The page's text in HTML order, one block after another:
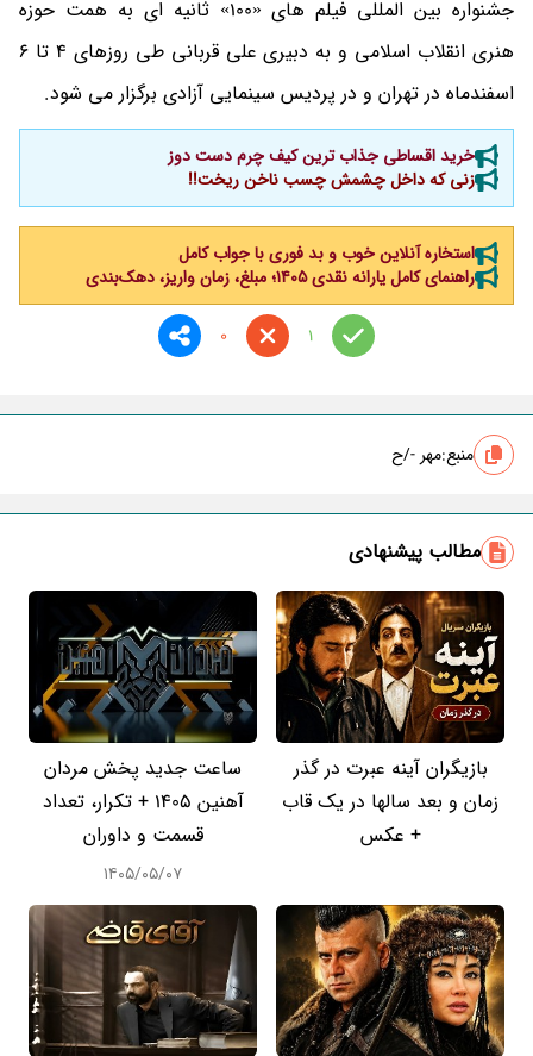
جشنواره بین المللی فیلم های «100» ثانیه ای به همت حوزه
هنری انقلاب اسلامی و به دبیری علی قربانی طی روزهای 4 تا 6
اسفندماه در تهران و در پردیس سینمایی آزادی برگزار می شود.
خرید اقساطی جذاب ترین کیف چرم دست دوز
زنی که داخل چشمش چسب ناخن ریخت!!
استخاره آنلاین خوب و بد فوری با جواب کامل
راهنمای کامل یارانه نقدی ۱۴۰۵؛ مبلغ، زمان واریز، دهک‌بندی
1
0
منبع:مهر -/ح
مطالب پیشنهادی
بازیگران آینه عبرت در گذر
زمان و بعد سالها در یک قاب
+ عکس
ساعت جدید پخش مردان
آهنین 1405 + تکرار، تعداد
قسمت و داوران
۱۴۰۵/۰۵/۰۷